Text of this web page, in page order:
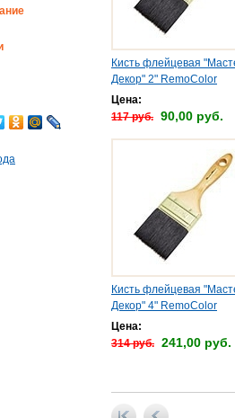
Кисть флейцевая
Декор" 2" RemoColor
Цена:
117 руб. 90,00 руб.
Кисть флейцевая
Декор" 4" RemoColor
Цена:
314 руб. 241,00 руб.